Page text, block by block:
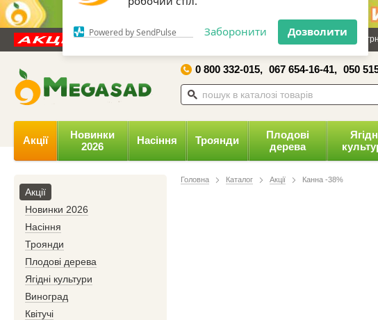
відправляти вам сповіщення на
Powered by SendPulse
×
Новини та статті Каталог Контакти Відгуки Даруємо 100 грн
0 800 332-015, 067 654-16-41, 050
Акції
Новинки
2026
Насіння Троянди
Плодові
дерева
Головна Каталог Акції Канна -38%
Акції
Новинки 2026
Насіння
Троянди
Плодові дерева
Ягідні культури
Виноград
Квітучі